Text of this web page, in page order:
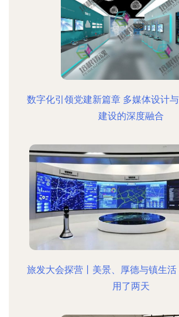
数字化引领党建新篇章 多媒体设计
建设的深度融合
旅发大会探营丨美景、厚德与镇生活
用了两天